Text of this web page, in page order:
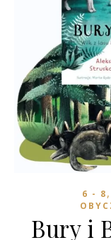
6 - 8,
Bury i